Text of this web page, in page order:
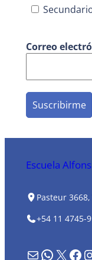
Correo
Escuela
Pasteur
+54 11 4745-
Formulario de contacto WhatsApp X Facebook